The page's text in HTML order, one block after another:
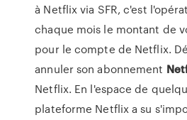
à Netflix via SFR, c'est
chaque mois le montant de
pour le compte de Netflix.
annuler son abonnement
Netflix. En l'espace de
plateforme Netflix a su